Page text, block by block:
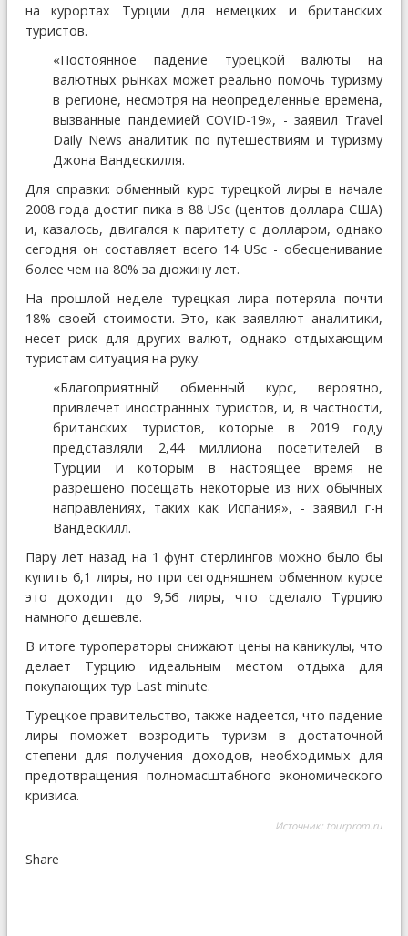
на курортах Турции для немецких и британских
туристов.
«Постоянное падение турецкой валюты на
валютных рынках может реально помочь туризму
в регионе, несмотря на неопределенные времена,
вызванные пандемией COVID-19», - заявил Travel
Daily News аналитик по путешествиям и туризму
Джона Вандескилля.
Для справки: обменный курс турецкой лиры в начале
2008 года достиг пика в 88 USc (центов доллара США)
и, казалось, двигался к паритету с долларом, однако
сегодня он составляет всего 14 USc - обесценивание
более чем на 80% за дюжину лет.
На прошлой неделе турецкая лира потеряла почти
18% своей стоимости. Это, как заявляют аналитики,
несет риск для других валют, однако отдыхающим
туристам ситуация на руку.
«Благоприятный обменный курс, вероятно,
привлечет иностранных туристов, и, в частности,
британских туристов, которые в 2019 году
представляли 2,44 миллиона посетителей в
Турции и которым в настоящее время не
разрешено посещать некоторые из них обычных
направлениях, таких как Испания», - заявил г-н
Вандескилл.
Пару лет назад на 1 фунт стерлингов можно было бы
купить 6,1 лиры, но при сегодняшнем обменном курсе
это доходит до 9,56 лиры, что сделало Турцию
намного дешевле.
В итоге туроператоры снижают цены на каникулы, что
делает Турцию идеальным местом отдыха для
покупающих тур Last minute.
Турецкое правительство, также надеется, что падение
лиры поможет возродить туризм в достаточной
степени для получения доходов, необходимых для
предотвращения полномасштабного экономического
кризиса.
Источник: tourprom.ru
Share